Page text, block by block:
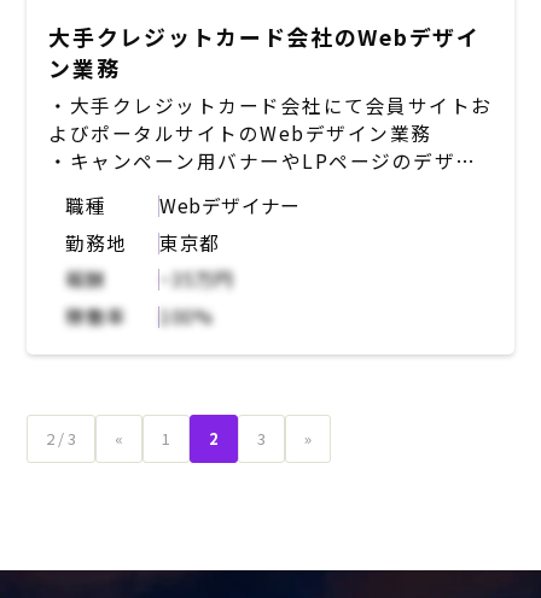
大手クレジットカード会社のWebデザイ
ン業務
・大手クレジットカード会社にて会員サイトお
よびポータルサイトのWebデザイン業務
・キャンペーン用バナーやLPページのデザイ
・顧客向け資料用PDFの作成(デザイン)
・SNSキャンペーンのバナー制作業務
・Webと紙媒体のデザインが半々くらい、同
時進行で複数の制作物を制作
・現場部門にはデザインに関する有識者は不
在、各社内事業部に制作物内容の確認や一部修
・ツール：Illustrator
職種
Webデザイナー
勤務地
東京都
報酬
~35万円
稼働率
100%
2 / 3 « 1 2 3 »